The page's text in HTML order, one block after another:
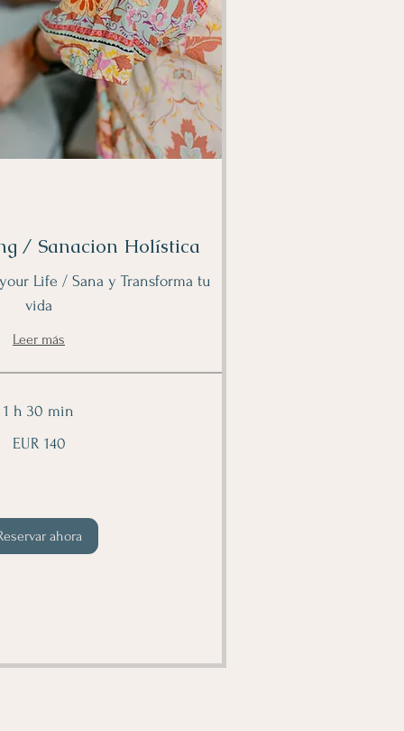
/ Sanacion Holística
Life / Sana y Transforma tu
vida
Leer más
1 h 30 min
EUR 140
ahora